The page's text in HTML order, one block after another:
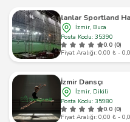
Şahlanlar Sportland Halı
İzmir, Buca
Posta Kodu: 35390
0.0 (0)
Fiyat Aralığı: 0,00 ₺ -
İzmir Dansçı
İzmir, Dikili
Posta Kodu: 35980
0.0 (0)
Fiyat Aralığı: 0,00 ₺ -